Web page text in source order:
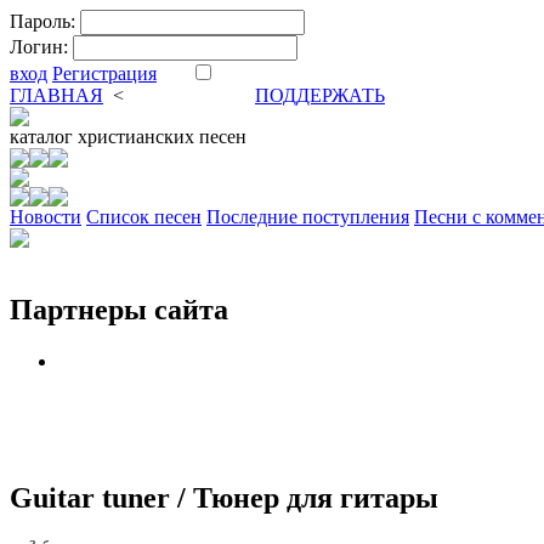
Пароль:
Логин:
вход Регистрация
ГЛАВНАЯ <
ПОДДЕРЖАТЬ
каталог христианских песен
Новости Cписок песен Последние поступления Песни с
Партнеры сайта
Guitar tuner / Тюнер для гитары